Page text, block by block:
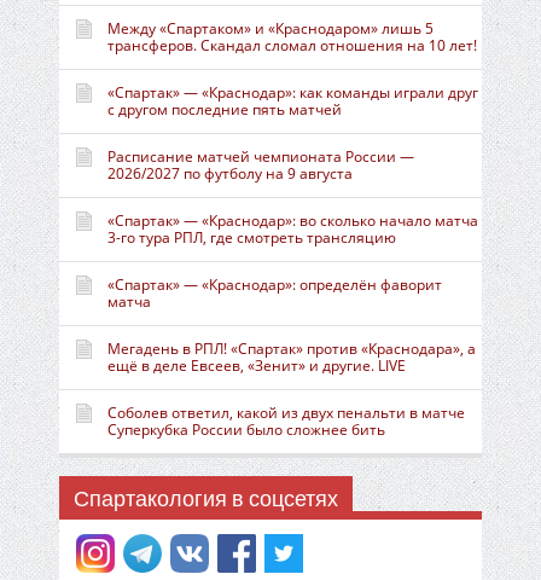
Между «Спартаком» и «Краснодаром» лишь 5
трансферов. Скандал сломал отношения на 10 лет!
«Спартак» — «Краснодар»: как команды играли друг
с другом последние пять матчей
Расписание матчей чемпионата России —
2026/2027 по футболу на 9 августа
«Спартак» — «Краснодар»: во сколько начало матча
3-го тура РПЛ, где смотреть трансляцию
«Спартак» — «Краснодар»: определён фаворит
матча
Мегадень в РПЛ! «Спартак» против «Краснодара», а
ещё в деле Евсеев, «Зенит» и другие. LIVE
Соболев ответил, какой из двух пенальти в матче
Суперкубка России было сложнее бить
Спартакология в соцсетях